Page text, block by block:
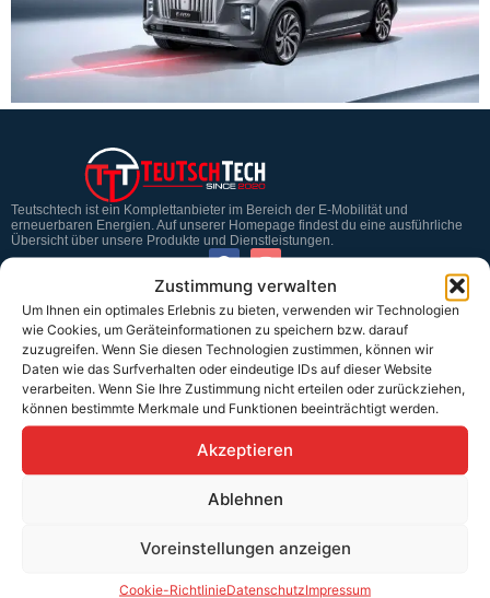
Zustimmung verwalten
Um Ihnen ein optimales Erlebnis zu bieten, verwenden wir Technologien
wie Cookies, um Geräteinformationen zu speichern bzw. darauf
zuzugreifen. Wenn Sie diesen Technologien zustimmen, können wir
Daten wie das Surfverhalten oder eindeutige IDs auf dieser Website
verarbeiten. Wenn Sie Ihre Zustimmung nicht erteilen oder zurückziehen,
können bestimmte Merkmale und Funktionen beeinträchtigt werden.
Akzeptieren
Ablehnen
Voreinstellungen anzeigen
Cookie-RichtlinieDatenschutzImpressum
Teutschtech ist ein Komplettanbieter im Bereich der E-Mobilität und
erneuerbaren Energien. Auf unserer Homepage findest du eine ausführliche
Übersicht über unsere Produkte und Dienstleistungen.
Service & Hilfe
Kontakt
Widerrufsbelehrung
Rücknahmen & Gewährleistung